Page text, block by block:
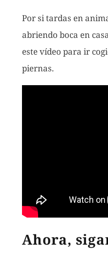
Por si tardas en
abriendo boca en
este vídeo para ir
piernas.
Ahora,